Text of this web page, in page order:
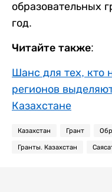
образовательных
год.
Читайте также:
Шанс для тех, кто
регионов
Казахстане
Казахстан Грант
Гранты. Казахстан